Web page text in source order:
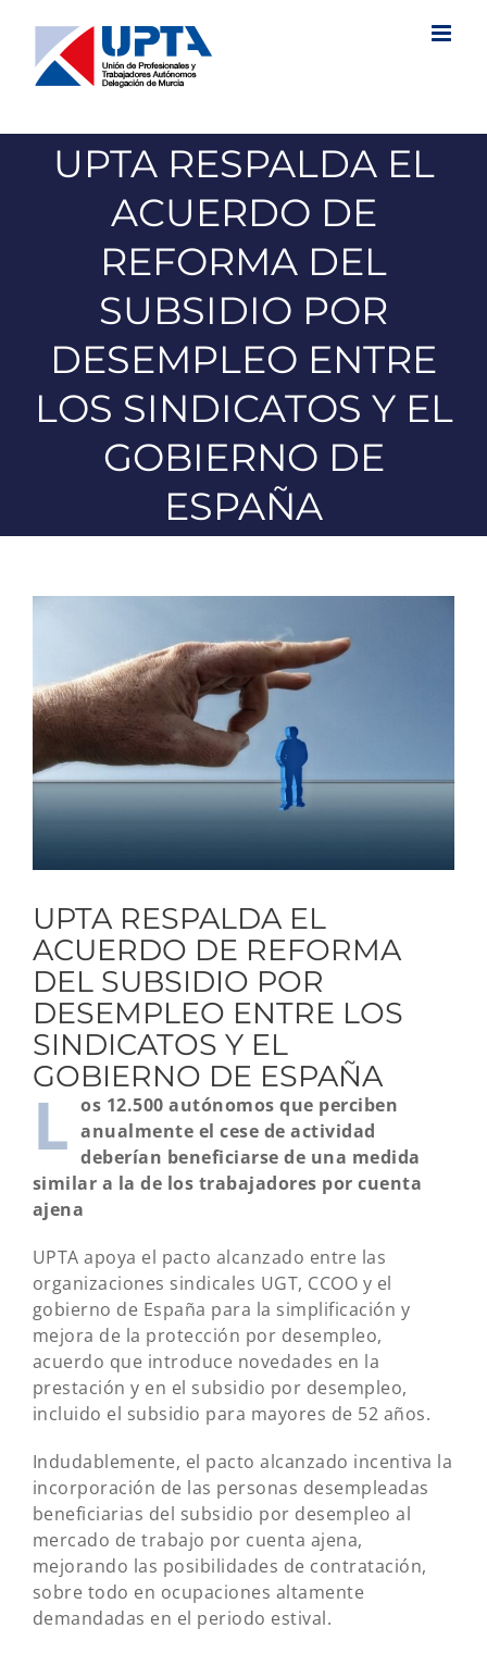
contenido
UPTA RESPALDA EL
ACUERDO DE
REFORMA DEL
SUBSIDIO POR
DESEMPLEO ENTRE
LOS SINDICATOS Y EL
GOBIERNO DE
ESPAÑA
grande
UPTA RESPALDA EL
ACUERDO DE REFORMA
DEL SUBSIDIO POR
DESEMPLEO ENTRE LOS
SINDICATOS Y EL
GOBIERNO DE ESPAÑA
L os 12.500 autónomos que perciben
anualmente el cese de actividad
deberían beneficiarse de una medida
similar a la de los trabajadores por cuenta
ajena
UPTA apoya el pacto alcanzado entre las
organizaciones sindicales UGT, CCOO y el
gobierno de España para la simplificación y
mejora de la protección por desempleo,
acuerdo que introduce novedades en la
prestación y en el subsidio por desempleo,
incluido el subsidio para mayores de 52 años.
Indudablemente, el pacto alcanzado incentiva la
incorporación de las personas desempleadas
beneficiarias del subsidio por desempleo al
mercado de trabajo por cuenta ajena,
mejorando las posibilidades de contratación,
sobre todo en ocupaciones altamente
demandadas en el periodo estival.